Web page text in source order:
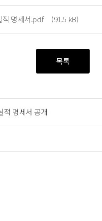
적 명세서.pdf (91.5 kB)
목록
적 명세서 공개